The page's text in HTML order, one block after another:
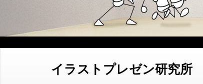
イラストプレゼン研究所